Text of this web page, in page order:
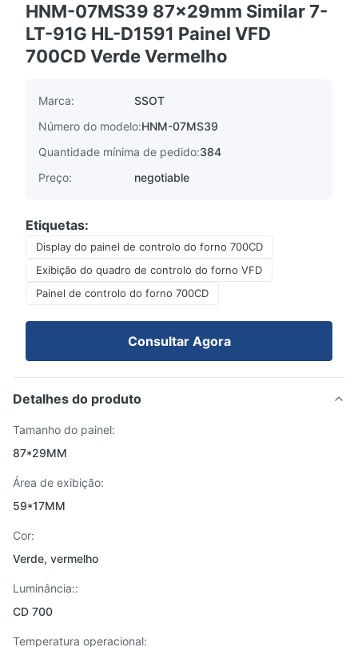
HNM-07MS39 87x29mm Similar 7-
LT-91G HL-D1591 Painel VFD
700CD Verde Vermelho
Marca:
SSOT
Número do modelo:HNM-07MS39
Quantidade mínima de pedido:384
Preço:
negotiable
Etiquetas:
Display do painel de controlo do forno 700CD
Exibição do quadro de controlo do forno VFD
Painel de controlo do forno 700CD
Consultar Agora
Detalhes do produto
Tamanho do painel:
87*29MM
Área de exibição:
59*17MM
Cor:
Verde, vermelho
Luminância::
CD 700
Temperatura operacional: